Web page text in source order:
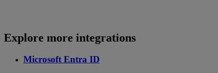
Explore more integrations
Microsoft Entra ID